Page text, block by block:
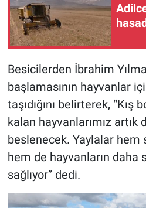
Besicilerden İbrahim
başlamasının hayvanlar
taşıdığını belirterek, “Kış
kalan hayvanlarımız
beslenecek. Yaylalar hem
hem de hayvanların daha
sağlıyor” dedi.